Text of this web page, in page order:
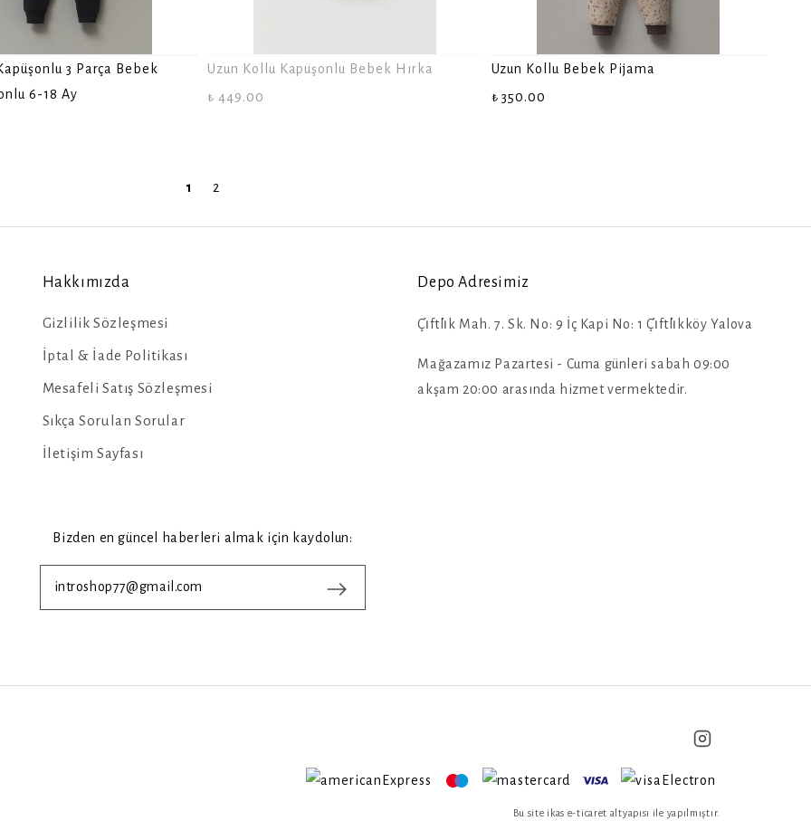
3 Parça Bebek
6-18 Ay
Uzun Kollu Kapüşonlu Bebek Hırka
₺ 449.00
Uzun Kollu Bebek Pijama
₺ 350.00
1 2
Hakkımızda
Gizlilik Sözleşmesi
İptal & İade Politikası
Mesafeli Satış Sözleşmesi
Sıkça Sorulan Sorular
İletişim Sayfası
Depo Adresimiz
Çi̇ftli̇k Mah. 7. Sk. No: 9 İç Kapi No: 1 Çi̇ftli̇kköy Yalova
Mağazamız Pazartesi - Cuma günleri sabah 09:00
akşam 20:00 arasında hizmet vermektedir.
Bizden en güncel haberleri almak için kaydolun:
Bu site ikas e-ticaret altyapısı ile yapılmıştır.